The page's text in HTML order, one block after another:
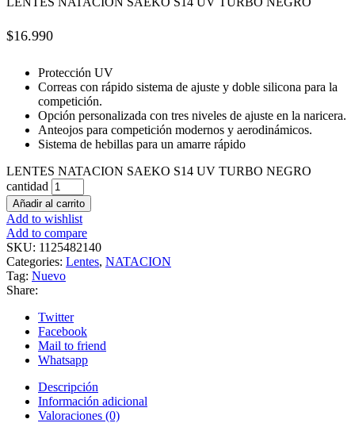
$16.990
Protección UV
Correas con rápido sistema de ajuste y doble silicona para la
competición.
Opción personalizada con tres niveles de ajuste en la naricera.
Anteojos para competición modernos y aerodinámicos.
Sistema de hebillas para un amarre rápido
LENTES NATACION SAEKO S14 UV TURBO NEGRO
cantidad
Añadir al carrito
Add to wishlist
Add to compare
SKU: 1125482140
Categories: Lentes, NATACION
Tag: Nuevo
Share:
Twitter
Facebook
Mail to friend
Whatsapp
Descripción
Información adicional
Valoraciones (0)